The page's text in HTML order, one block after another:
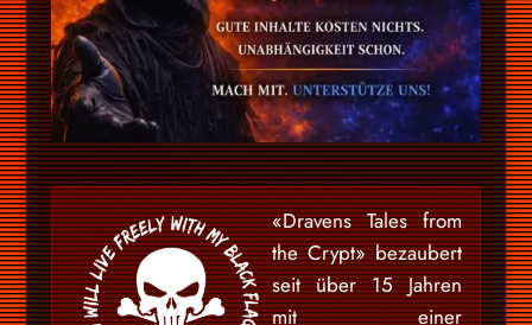
«Dravens Tales from
the Crypt» bezaubert
seit über 15 Jahren
mit einer